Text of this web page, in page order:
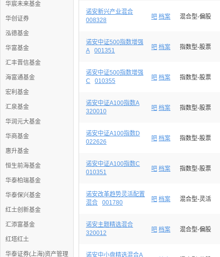
华宸未来基金
华创证券
泓德基金
华富基金
汇丰晋信基金
海富通基金
宏利基金
汇泉基金
华润元大基金
华商基金
惠升基金
恒生前海基金
华泰柏瑞基金
华泰保兴基金
红土创新基金
汇添富基金
红塔红土
华泰证券(上海)资产管理
诺安新兴产业混合
008328
吧 档案 混合型-偏股
诺安中证500指数增强
A
001351 吧 档案 指数型-股票
诺安中证500指数增强
C
010355 吧 档案 指数型-股票
诺安中证A100指数A
320010
吧 档案 指数型-股票
诺安中证A100指数D
022626
吧 档案 指数型-股票
诺安中证A100指数C
010351
吧 档案 指数型-股票
诺安改革趋势灵活配置
混合
001780 吧 档案 混合型-灵活
诺安主题精选混合
320012
吧 档案 混合型-偏股
诺安中小盘精选混合A